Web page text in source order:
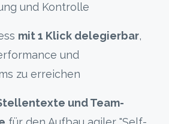
und Kontrolle
mit 1 Klick delegierbar,
und
zu erreichen
und Team-